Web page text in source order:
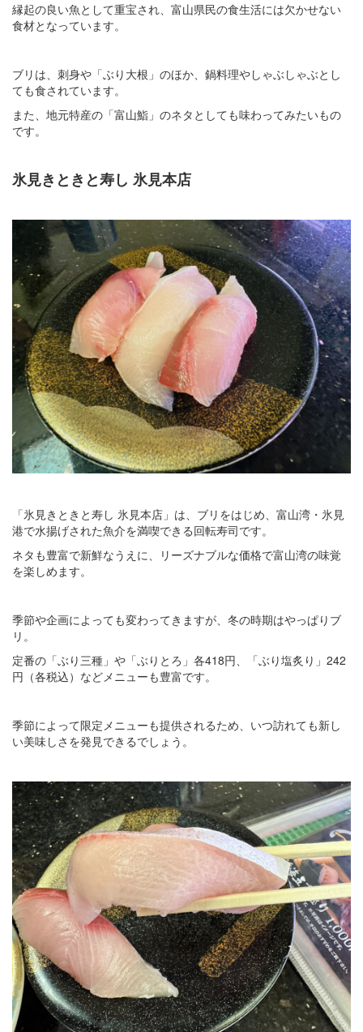
縁起の良い魚として重宝され、富山県民の食生活には欠かせない
食材となっています。
ブリは、刺身や「ぶり大根」のほか、鍋料理やしゃぶしゃぶとし
ても食されています。
また、地元特産の「富山鮨」のネタとしても味わってみたいもの
です。
氷見きときと寿し 氷見本店
「氷見きときと寿し 氷見本店」は、ブリをはじめ、富山湾・氷見
港で水揚げされた魚介を満喫できる回転寿司です。
ネタも豊富で新鮮なうえに、リーズナブルな価格で富山湾の味覚
を楽しめます。
季節や企画によっても変わってきますが、冬の時期はやっぱりブ
リ。
定番の「ぶり三種」や「ぶりとろ」各418円、「ぶり塩炙り」242
円（各税込）などメニューも豊富です。
季節によって限定メニューも提供されるため、いつ訪れても新し
い美味しさを発見できるでしょう。